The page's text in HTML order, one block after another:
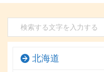
北海道